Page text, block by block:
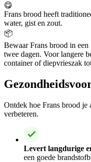
😋
Frans brood heeft
water, gist en zout.
📦
Bewaar Frans brood in
twee dagen. Voor langere
container of diepvrieszak
Ontdek hoe Frans brood je
verbeteren.
Levert langdurige
een goede